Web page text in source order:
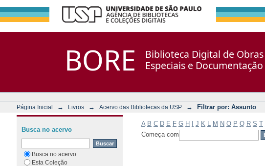
BORE
Biblioteca Digital de Obras
Especiais e
Página Inicial → Livros → Acervo das Bibliotecas da USP → Filtrar por: Assunto
A B C D E F G H J K M N O P Q R S T
Começa com
Busca no acervo
Busca no acervo
Esta Coleção